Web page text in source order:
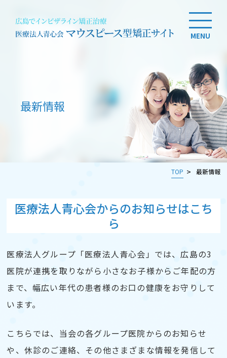
MENU
最新情報
TOP 最新情報
医療法人青心会からのお知らせはこち
ら
医療法人グループ「医療法人青心会」では、広島の3
医院が連携を取りながら小さなお子様からご年配の方
まで、幅広い年代の患者様のお口の健康をお守りして
います。
こちらでは、当会の各グループ医院からのお知らせ
や、休診のご連絡、その他さまざまな情報を発信して